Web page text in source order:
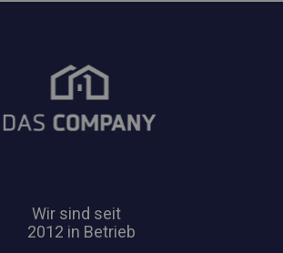
Wir sind seit
2012 in Betrieb